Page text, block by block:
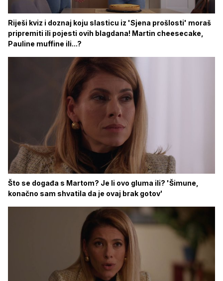
Riješi kviz i doznaj koju slasticu iz 'Sjena prošlosti' moraš
pripremiti ili pojesti ovih blagdana! Martin cheesecake,
Pauline muffine ili...?
Što se događa s Martom? Je li ovo gluma ili? 'Šimune,
konačno sam shvatila da je ovaj brak gotov'